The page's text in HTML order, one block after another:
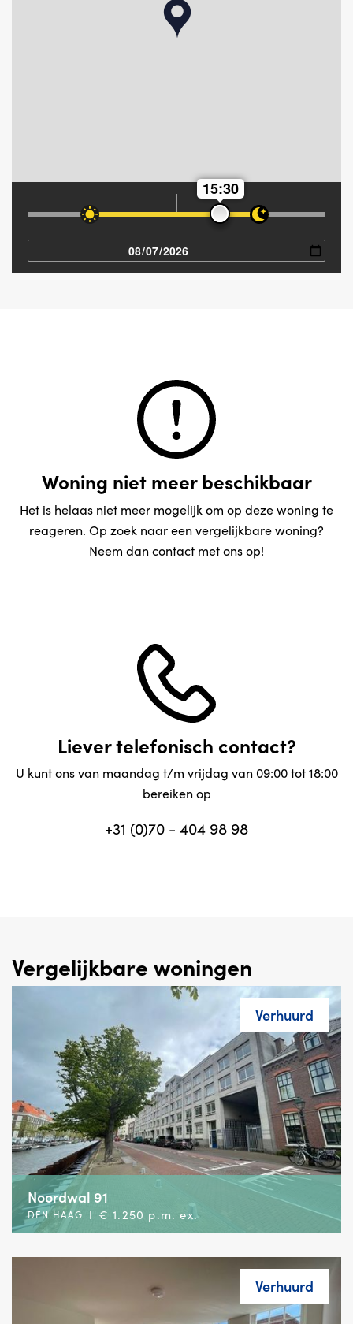
15:30
Woning niet meer beschikbaar
Het is helaas niet meer mogelijk om op deze woning te
reageren. Op zoek naar een vergelijkbare woning?
Neem dan contact met ons op!
Liever telefonisch contact?
U kunt ons van maandag t/m vrijdag van 09:00 tot 18:00
bereiken op
+31 (0)70 - 404 98 98
Vergelijkbare woningen
Verhuurd
Noordwal 91
DEN HAAG | € 1.250 p.m. ex.
Verhuurd